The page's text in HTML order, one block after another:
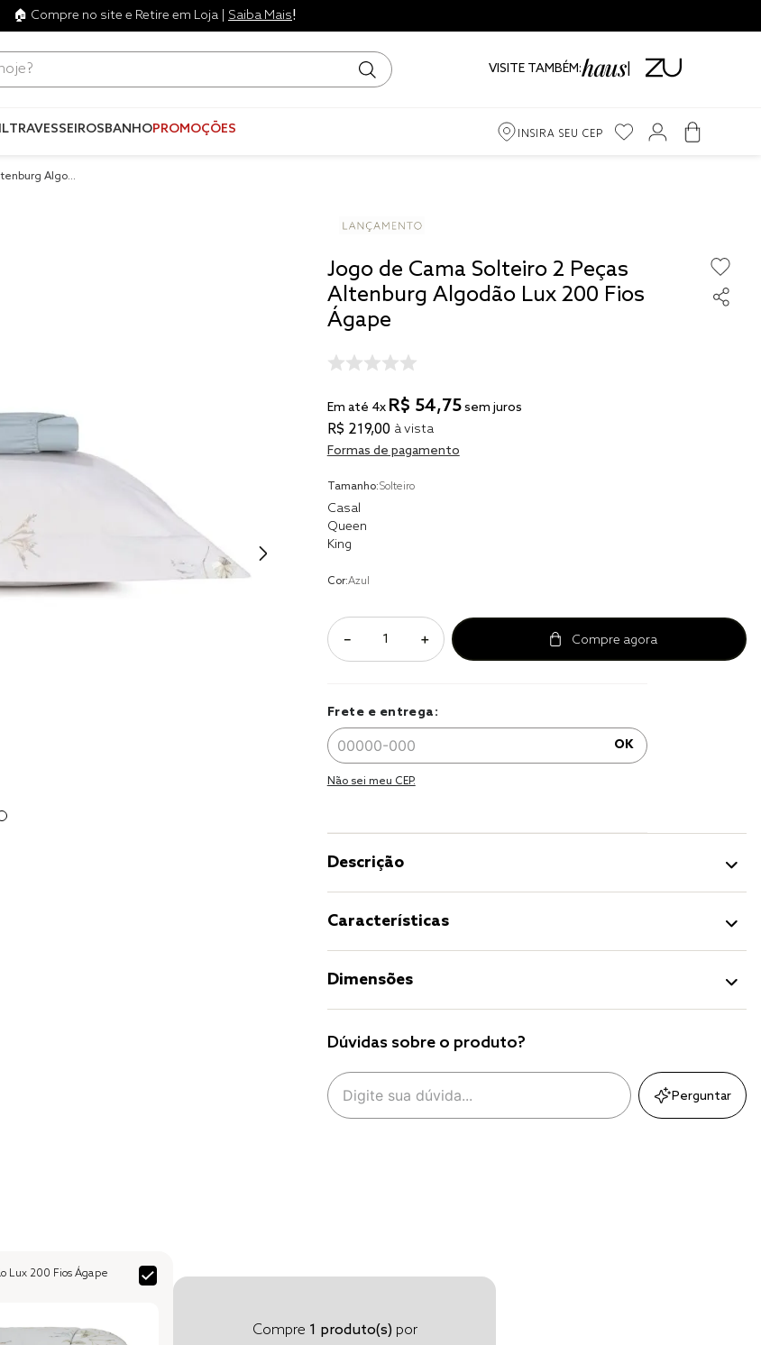
🏠 Compre no site e Retire em Loja | Saiba Mais!
VISITE TAMBÉM:
TRAVESSEIROSBANHOPROMOÇÕES INSIRA SEU CEP
Algod
Jogo de Cama Solteiro 2 Peças
Altenburg Algodão Lux 200 Fios
Ágape
Em até 4x R$ 54,75sem juros
R$ 219,00 à vista
Formas de pagamento
Tamanho:Solteiro
Casal
Queen
King
Cor:Azul
＋
－
Frete e entrega:
OK
Não sei meu CEP.
Descrição
Características
Dimensões
Dúvidas sobre o produto?
Perguntar
Lux 200 Fios Ágape
Compre 1 produto(s)por
jogos cama
tencel
cobertor
jogo cama